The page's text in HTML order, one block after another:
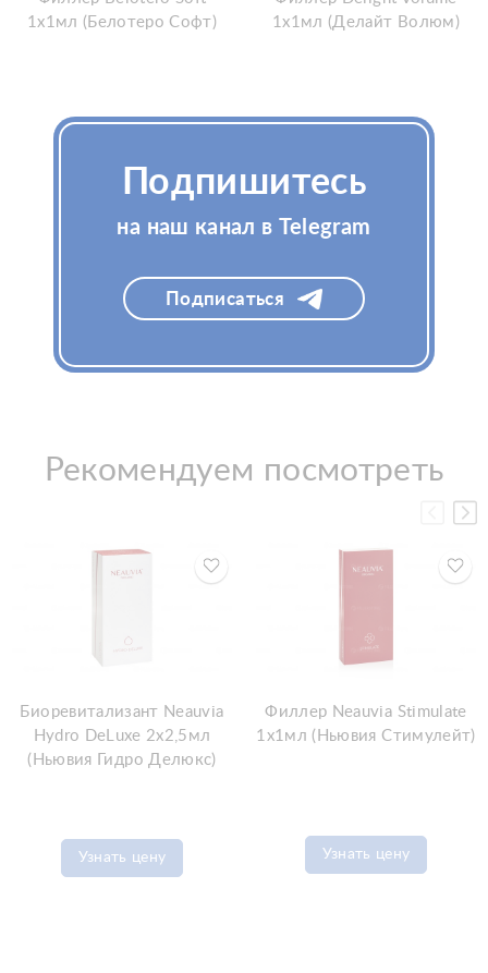
1x1мл (Белотеро Софт)
1x1мл (Делайт Волюм)
Рекомендуем посмотреть
Биоревитализант Neauvia
Hydro DeLuxe 2x2,5мл
(Ньювия Гидро Делюкс)
Узнать цену
Филлер Neauvia Stimulate
1x1мл (Ньювия Стимулейт)
Узнать цену
Подпишитесь
на наш канал в Telegram
Подписаться